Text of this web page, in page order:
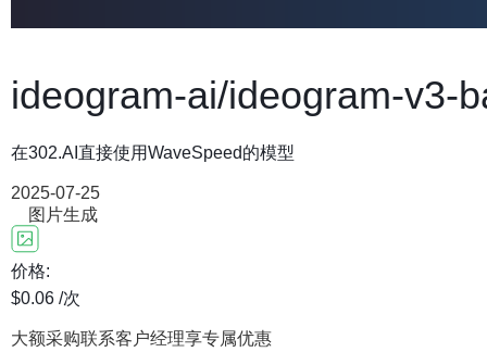
ideogram-ai/ideogram-v3-
在302.AI直接使用WaveSpeed的模型
2025-07-25
图片生成
价格:
$0.06 /次
大额采购联系客户经理享专属优惠